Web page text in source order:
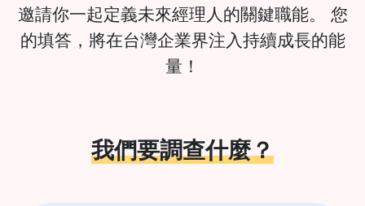
邀請你一起定義未來經理人的關鍵職能。 您
的填答，將在台灣企業界注入持續成長的能
量！
我們要調查什麼？